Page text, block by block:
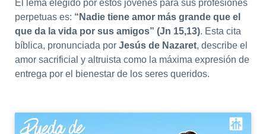
El lema elegido por estos jóvenes para sus profesiones
perpetuas es: “Nadie tiene amor más grande que el
que da la vida por sus amigos” (Jn 15,13). Esta cita
bíblica, pronunciada por Jesús de Nazaret, describe el
amor sacrificial y altruista como la máxima expresión de
entrega por el bienestar de los seres queridos.